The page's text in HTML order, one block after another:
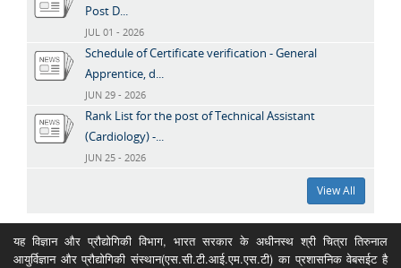
Post D...
JUL 01 - 2026
Schedule of Certificate verification - General
Apprentice, d...
JUN 29 - 2026
Rank List for the post of Technical Assistant
(Cardiology) -...
JUN 25 - 2026
View All
यह विज्ञान और प्रौद्योगिकी विभाग, भारत सरकार के अधीनस्थ श्री चित्रा तिरुनाल
आयुर्विज्ञान और प्रौद्योगिकी संस्थान(एस.सी.टी.आई.एम.एस.टी) का प्रशासनिक वेबसईट है